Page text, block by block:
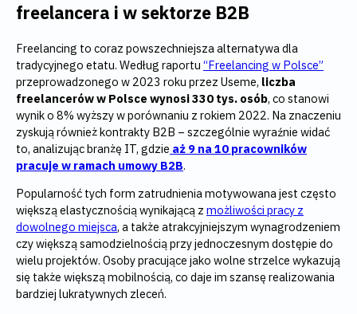
freelancera i w sektorze B2B
Freelancing to coraz powszechniejsza alternatywa dla
tradycyjnego etatu. Według raportu “Freelancing w Polsce”
przeprowadzonego w 2023 roku przez Useme, liczba
freelancerów w Polsce wynosi 330 tys. osób, co stanowi
wynik o 8% wyższy w porównaniu z rokiem 2022. Na znaczeniu
zyskują również kontrakty B2B – szczególnie wyraźnie widać
to, analizując branżę IT, gdzie aż 9 na 10 pracowników
pracuje w ramach umowy B2B.
Popularność tych form zatrudnienia motywowana jest często
większą elastycznością wynikającą z możliwości pracy z
dowolnego miejsca, a także atrakcyjniejszym wynagrodzeniem
czy większą samodzielnością przy jednoczesnym dostępie do
wielu projektów. Osoby pracujące jako wolne strzelce wykazują
się także większą mobilnością, co daje im szansę realizowania
bardziej lukratywnych zleceń.